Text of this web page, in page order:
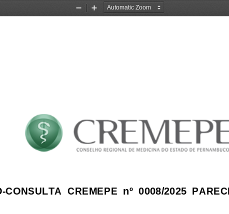
Zoom
Zoom
CONSULTA  CREMEPE  nº  0008/2025